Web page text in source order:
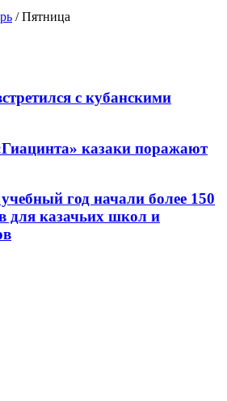
/Пятница
с кубанскими
казаки поражают
год начали более 150
для казачьих школ и